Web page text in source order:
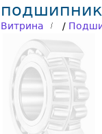
Витрина /